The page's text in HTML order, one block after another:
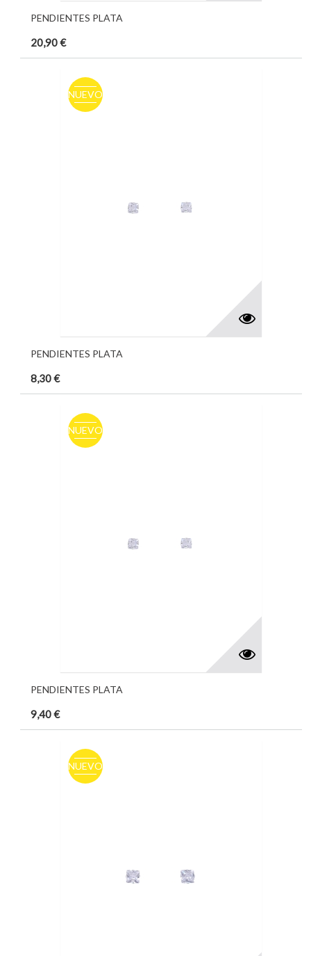
PENDIENTES PLATA
20,90 €
NUEVO
PENDIENTES PLATA
8,30 €
NUEVO
PENDIENTES PLATA
9,40 €
NUEVO